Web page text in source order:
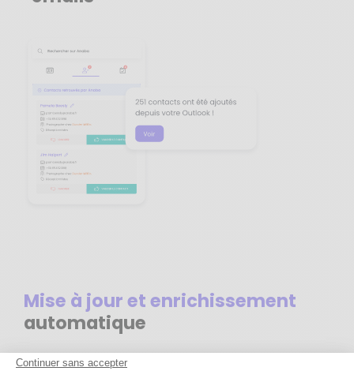
Continuer sans accepter
Mise à jour et enrichissement
automatique